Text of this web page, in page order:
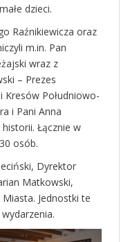
dzieci.
Raźnikiewicza oraz
m.in. Pan
wraz z
– Prezes
Kresów Południowo-
i Pani Anna
Łącznie w
osób.
Dyrektor
Matkowski,
Jednostki te